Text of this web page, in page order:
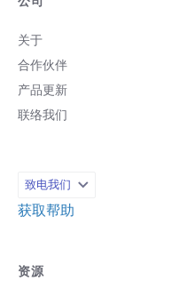
关于
合作伙伴
产品更新
联络我们
致电我们
获取帮助
资源